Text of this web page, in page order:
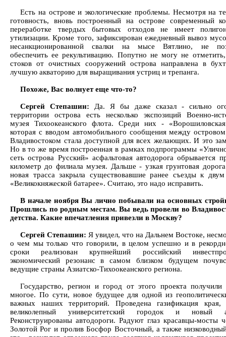
Есть на острове и экологические проблемы. Несмотря на
готовность, вновь построенный на острове современный
переработке твердых бытовых отходов не имеет
утилизации. Кроме того, зафиксирован ежедневный вывоз
несанкционированной свалки на мысе Вятлино, не
обеспечить ее рекультивацию. Попутно не могу не
стоков от очистных сооружений острова направлена в
лучшую акваторию для выращивания устриц и трепанга.
Похоже, Вас волнует еще что-то?
Сергей Степашин: Да. Я бы даже сказал - сильно
территории острова есть несколько экспозиций Военно-
музея Тихоокеанского флота. Среди них - «Ворошиловская
которая с вводом автомобильного сообщения между
Владивостоком стала доступной для всех желающих. И это
Но в то же время построенная в рамках подпрограммы
сеть острова Русский» асфальтовая автодорога обрывается
километр до филиала музея. Дальше - узкая грунтовая
новая трасса закрыла существовавшие ранее съезды к
«Великокняжеской батарее». Считаю, это надо исправить.
В начале ноября Вы лично побывали на основных
Прошлись по родным местам. Вы ведь провели во
детства. Какие впечатления привезли в Москву?
Сергей Степашин: Я увидел, что на Дальнем Востоке,
о чем мы только что говорили, в целом успешно и в
сроки реализован крупнейший российский
экономический резонанс в самом близком будущем
ведущие страны Азиатско-Тихоокеанского региона.
Государство, регион и город от этого проекта
многое. По сути, новое будущее для одной из
важных наших территорий. Проведена газификация края,
великолепный университетский городок и новый
Реконструированы автодороги. Радуют глаз красавцы-мосты
Золотой Рог и пролив Босфор Восточный, а также